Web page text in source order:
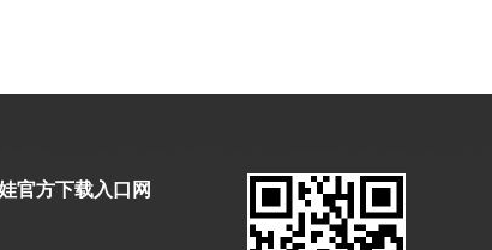
官方下载入口网